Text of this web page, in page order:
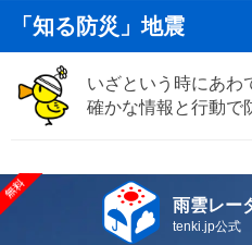
「知る防災」地震
いざという時にあわ
確かな情報と行動で
雨雲レー
tenki.jp公式